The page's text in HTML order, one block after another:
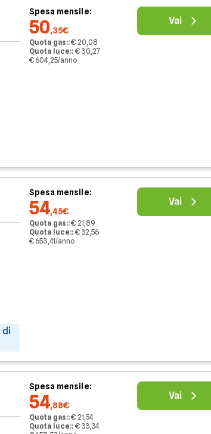
Spesa mensile:
50,35€
Quota gas::€ 20,08
Quota luce::€ 30,27
€ 604,25/anno
Vai
di
Spesa mensile:
54,45€
Quota gas::€ 21,89
Quota luce::€ 32,56
€ 653,41/anno
Vai
Spesa mensile:
54,88€
Quota gas::€ 21,54
Quota luce::€ 33,34
Vai